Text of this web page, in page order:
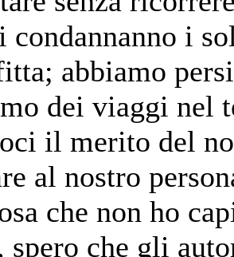
condannanno i
abbiamo
dei viaggi nel
il merito del
al nostro
che non ho
spero che gli